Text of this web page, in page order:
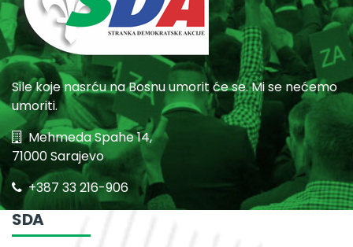
Sile koje nasrću na Bosnu umorit će se. Mi se nećemo
umoriti.
Mehmeda Spahe 14,
71000 Sarajevo
+387 33 216-906
SDA